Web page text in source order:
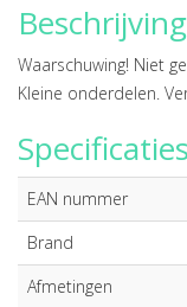
Beschrijving
Waarschuwing! Niet
Kleine onderdelen.
Specificaties
EAN nummer
Brand
Afmetingen